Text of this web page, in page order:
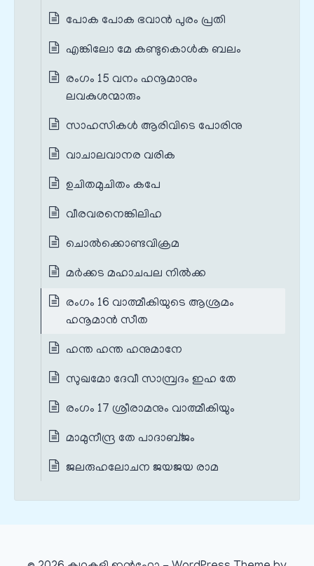
പോക പോക ഭവാന്‍ പുരം പ്രതി
എങ്കിലോ മേ കണ്ടുകൊള്‍ക ബലം
രംഗം 15 വനം ഹനൂമാനും
ലവകുശന്മാരും
സാഹസികള്‍ ആരിവിടെ പോരിനു
വാചാലവാനര വരിക
ഉചിതമുചിതം കപേ
വീരവരനെങ്കിലിഹ
ചൊല്‍ക്കൊണ്ടവിക്രമ
മര്‍ക്കട മഹാചപല നിൽക്ക
രംഗം 16 വാത്മീകിയുടെ ആശ്രമം
ഹനൂമാൻ സീത
ഹന്ത ഹന്ത ഹനുമാനേ
സുഖമോ ദേവീ സാമ്പ്രദം ഇഹ തേ
രംഗം 17 ശ്രീരാമനും വാത്മീകിയും
മാമുനീന്ദ്ര തേ പാദാബ്ജം
ജലരുഹലോചന ജയജയ രാമ